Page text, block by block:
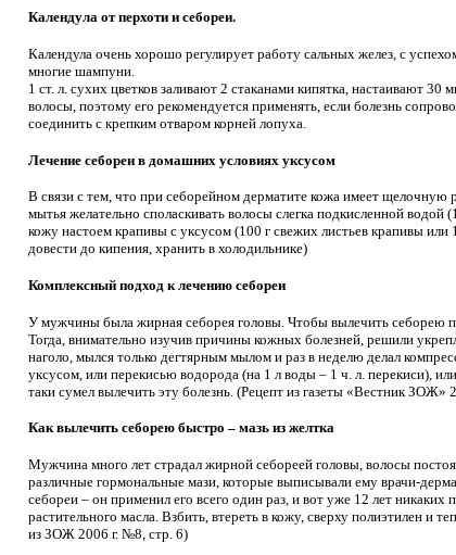
Календула от перхоти и себореи.
Календула очень хорошо регулирует работу сальных желез, с
многие шампуни.
1 ст. л. сухих цветков заливают 2 стаканами кипятка, настаивают
волосы, поэтому его рекомендуется применять, если болезнь
соединить с крепким отваром корней лопуха.
Лечение себореи в домашних условиях уксусом
В связи с тем, что при себорейном дерматите кожа имеет щелочную
мытья желательно споласкивать волосы слегка подкисленной
кожу настоем крапивы с уксусом (100 г свежих листьев крапивы или
довести до кипения, хранить в холодильнике)
Комплексный подход к лечению себореи
У мужчины была жирная себорея головы. Чтобы вылечить себорею
Тогда, внимательно изучив причины кожных болезней, решили
наголо, мылся только дегтярным мылом и раз в неделю делал
уксусом, или перекисью водорода (на 1 л воды – 1 ч. л. перекиси),
таки сумел вылечить эту болезнь. (Рецепт из газеты «Вестник ЗОЖ»
Как вылечить себорею быстро – мазь из желтка
Мужчина много лет страдал жирной себореей головы, волосы
различные гормональные мази, которые выписывали ему врачи-
себореи – он применил его всего один раз, и вот уже 12 лет никаких
растительного масла. Взбить, втереть в кожу, сверху полиэтилен
из ЗОЖ 2006 г. №8, стр. 6)